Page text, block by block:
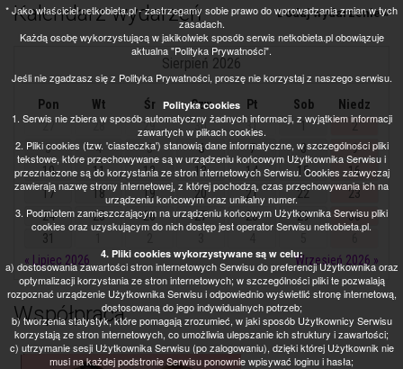
Kalendarz wydarzeń Dodaj wydarzenie »
Sierpień 2026
Pon Wt Śr Czw Pt Sob
Niedz
27
28 29 30 31 1
2
3
4 5 6 7 8
9
10
11 12 13 14 15
16
17
18 19 20 21 22
23
24
25 26 27 28 29
30
31
« Lipiec 2026
Wrzesień 2026 »
Współpraca
* Jako właściciel netkobieta.pl - zastrzegamy sobie prawo do wprowadzania zmian w tych
zasadach.
Każdą osobę wykorzystującą w jakikolwiek sposób serwis netkobieta.pl obowiązuje
aktualna "Polityka Prywatności".
Jeśli nie zgadzasz się z Polityka Prywatności, proszę nie korzystaj z naszego serwisu.
Polityka cookies
1. Serwis nie zbiera w sposób automatyczny żadnych informacji, z wyjątkiem informacji
zawartych w plikach cookies.
2. Pliki cookies (tzw. 'ciasteczka') stanowią dane informatyczne, w szczególności pliki
tekstowe, które przechowywane są w urządzeniu końcowym Użytkownika Serwisu i
przeznaczone są do korzystania ze stron internetowych Serwisu. Cookies zazwyczaj
zawierają nazwę strony internetowej, z której pochodzą, czas przechowywania ich na
urządzeniu końcowym oraz unikalny numer.
3. Podmiotem zamieszczającym na urządzeniu końcowym Użytkownika Serwisu pliki
cookies oraz uzyskującym do nich dostęp jest operator Serwisu netkobieta.pl.
4. Pliki cookies wykorzystywane są w celu:
a) dostosowania zawartości stron internetowych Serwisu do preferencji Użytkownika oraz
optymalizacji korzystania ze stron internetowych; w szczególności pliki te pozwalają
rozpoznać urządzenie Użytkownika Serwisu i odpowiednio wyświetlić stronę internetową,
dostosowaną do jego indywidualnych potrzeb;
b) tworzenia statystyk, które pomagają zrozumieć, w jaki sposób Użytkownicy Serwisu
korzystają ze stron internetowych, co umożliwia ulepszanie ich struktury i zawartości;
c) utrzymanie sesji Użytkownika Serwisu (po zalogowaniu), dzięki której Użytkownik nie
musi na każdej podstronie Serwisu ponownie wpisywać loginu i hasła;